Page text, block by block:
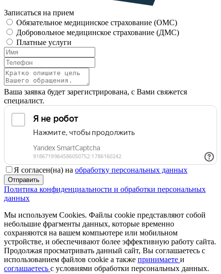
Записаться на прием
Обязательное медицинское страхование (OMC)
Добровольное медицинское страхование (ДМС)
Платные услуги
Ваша заявка будет зарегистрирована, с Вами свяжется
специалист.
Я согласен(на) на обработку персональных данных
Отправить
Политика конфиденциальности и обработки персональных
данных
Мы используем Cookies. Файлы cookie представляют собой
небольшие фрагменты данных, которые временно
сохраняются на вашем компьютере или мобильном
устройстве, и обеспечивают более эффективную работу сайта.
Продолжая просматривать данный сайт, Вы соглашаетесь с
использованием файлов cookie а также принимаете и
соглашаетесь с условиями обработки персональных данных.